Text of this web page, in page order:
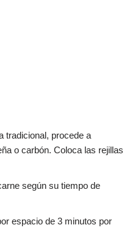
tradicional, procede a
o carbón. Coloca las rejillas
según su tiempo de
espacio de 3 minutos por